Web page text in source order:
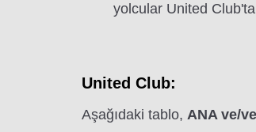
yolcular United Club'ta
United Club:
Aşağıdaki tablo, ANA ve/